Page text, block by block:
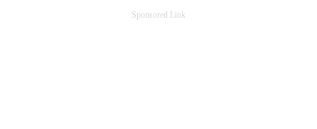
Sponsored Link